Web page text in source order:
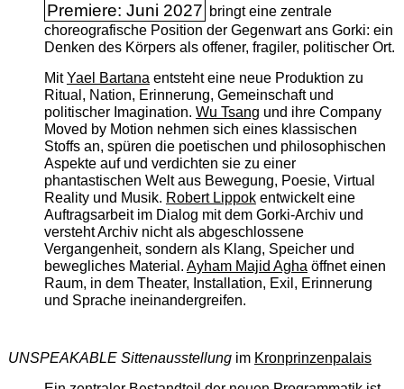
Premiere: Juni 2027 bringt eine zentrale
choreografische Position der Gegenwart ans Gorki: ein
Denken des Körpers als offener, fragiler, politischer Ort.
MitYael Bartanaentsteht eine neue Produktion zu
Ritual, Nation, Erinnerung, Gemeinschaft und
politischer Imagination. Wu Tsang und ihre Company
Moved by Motion nehmen sich eines klassischen
Stoffs an, spüren die poetischen und philosophischen
Aspekte auf und verdichten sie zu einer
phantastischen Welt aus Bewegung, Poesie, Virtual
Reality und Musik. Robert Lippokentwickelt eine
Auftragsarbeit im Dialog mit dem Gorki-Archiv und
versteht Archiv nicht als abgeschlossene
Vergangenheit, sondern als Klang, Speicher und
bewegliches Material. Ayham Majid Aghaöffnet einen
Raum, in dem Theater, Installation, Exil, Erinnerung
und Sprache ineinandergreifen.
UNSPEAKABLE Sittenausstellungim Kronprinzenpalais